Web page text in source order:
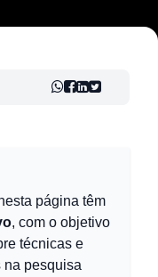
página têm
, com o objetivo
técnicas e
pesquisa